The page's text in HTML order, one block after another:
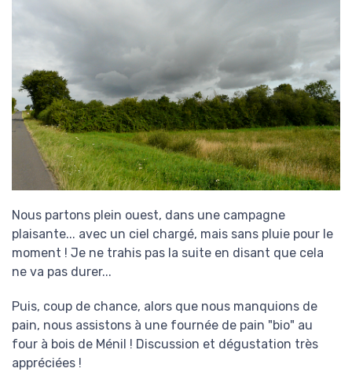
Nous partons plein ouest, dans une campagne
plaisante... avec un ciel chargé, mais sans pluie pour le
moment ! Je ne trahis pas la suite en disant que cela
ne va pas durer...
Puis, coup de chance, alors que nous manquions de
pain, nous assistons à une fournée de pain "bio" au
four à bois de Ménil ! Discussion et dégustation très
appréciées !